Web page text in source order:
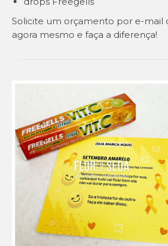
Solicite um orçamento por e-mail
agora mesmo e faça a diferença!